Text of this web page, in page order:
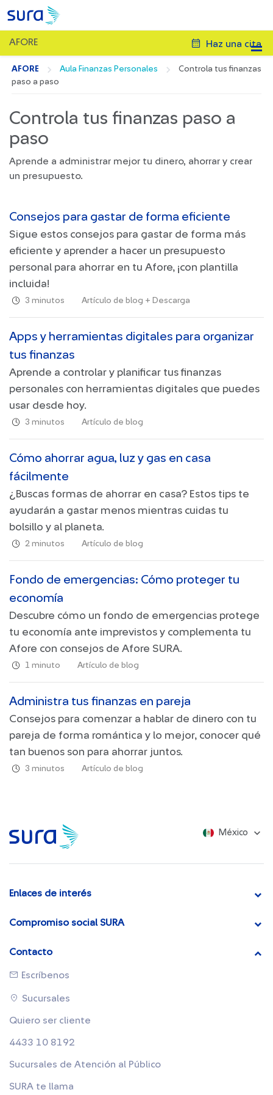
AFORE Haz una cita
AFORE Aula Finanzas Personales
Controla tus finanzas
paso a paso
Controla tus finanzas paso a
paso
Aprende a administrar mejor tu dinero, ahorrar y crear
un presupuesto.
Consejos para gastar de forma eficiente
Sigue estos consejos para gastar de forma más
eficiente y aprender a hacer un presupuesto
personal para ahorrar en tu Afore, ¡con plantilla
incluida!
3 minutos Artículo de blog + Descarga
Apps y herramientas digitales para organizar
tus finanzas
Aprende a controlar y planificar tus finanzas
personales con herramientas digitales que puedes
usar desde hoy.
3 minutos Artículo de blog
Cómo ahorrar agua, luz y gas en casa
fácilmente
¿Buscas formas de ahorrar en casa? Estos tips te
ayudarán a gastar menos mientras cuidas tu
bolsillo y al planeta.
2 minutos Artículo de blog
Fondo de emergencias: Cómo proteger tu
economía
Descubre cómo un fondo de emergencias protege
tu economía ante imprevistos y complementa tu
Afore con consejos de Afore SURA.
1 minuto Artículo de blog
Administra tus finanzas en pareja
Consejos para comenzar a hablar de dinero con tu
pareja de forma romántica y lo mejor, conocer qué
tan buenos son para ahorrar juntos.
3 minutos Artículo de blog
México
Enlaces de interés
Compromiso social SURA
Contacto
Escríbenos
Sucursales
Quiero ser cliente
4433 10 8192
Sucursales de Atención al Público
SURA te llama